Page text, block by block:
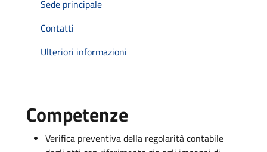
Sede principale
Contatti
Ulteriori informazioni
Competenze
Verifica preventiva della regolarità contabile